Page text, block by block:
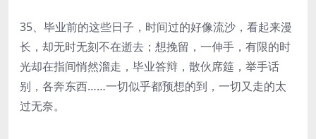
35、毕业前的这些日子，时间过的好像流沙，看起来漫
长，却无时无刻不在逝去；想挽留，一伸手，有限的时
光却在指间悄然溜走，毕业答辩，散伙席筵，举手话
别，各奔东西……一切似乎都预想的到，一切又走的太
过无奈。